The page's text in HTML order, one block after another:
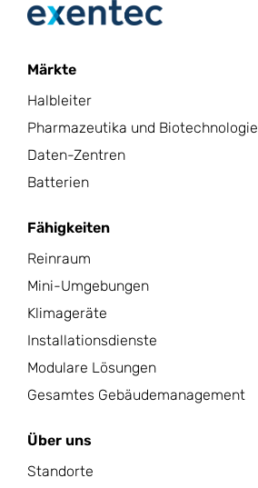
Märkte
Halbleiter
Pharmazeutika und Biotechnologie
Daten-Zentren
Batterien
Fähigkeiten
Reinraum
Mini-Umgebungen
Klimageräte
Installationsdienste
Modulare Lösungen
Gesamtes Gebäudemanagement
Über uns
Standorte